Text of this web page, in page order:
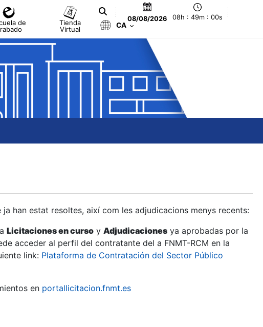
de
Tienda
Virtual
08/08/2026 08h : 49m : 01s
CA
han estat resoltes, així com les adjudicacions menys recents:
Licitaciones en curso y Adjudicaciones ya aprobadas por la
acceder al perfil del contratante del a FNMT-RCM en la
link: Plataforma de Contratación del Sector Público
en portallicitacion.fnmt.es